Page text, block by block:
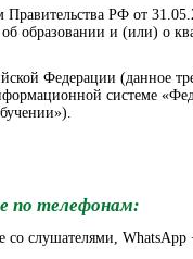
Правительства РФ от
образовании и (или) о
Федерации (данное
системе
по телефонам:
со слушателями, WhatsApp